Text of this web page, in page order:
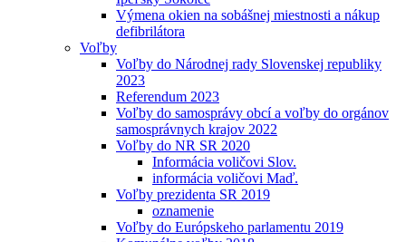
Výmena okien na sobášnej miestnosti a nákup
defibrilátora
Voľby
Voľby do Národnej rady Slovenskej republiky
2023
Referendum 2023
Voľby do samosprávy obcí a voľby do orgánov
samosprávnych krajov 2022
Voľby do NR SR 2020
Informácia voličovi Slov.
informácia voličovi Maď.
Voľby prezidenta SR 2019
oznamenie
Voľby do Európskeho parlamentu 2019